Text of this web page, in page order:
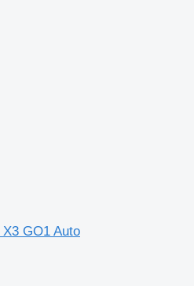
GO1 Auto